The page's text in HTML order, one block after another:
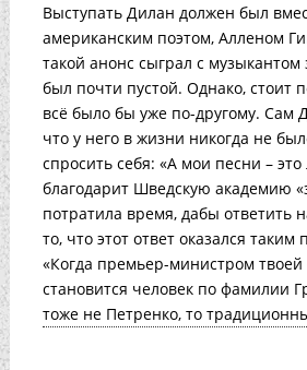
Выступать Дилан должен был
американским поэтом, Алленом
такой анонс сыграл с музыкантом
был почти пустой. Однако, стоит
всё было бы уже по-другому. Сам
что у него в жизни никогда не
спросить себя: «А мои песни – это
благодарит Шведскую академию
потратила время, дабы ответить
то, что этот ответ оказался
«Когда премьер-министром
становится человек по фамилии
тоже не Петренко, то